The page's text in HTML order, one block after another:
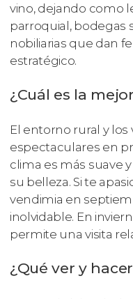
vino, dejando como
parroquial, bodegas
nobiliarias que dan
estratégico.
¿Cuál es la
El entorno rural y
espectaculares en
clima es más suave
su belleza. Si te
vendimia en
inolvidable. En
permite una visita
¿Qué ver y